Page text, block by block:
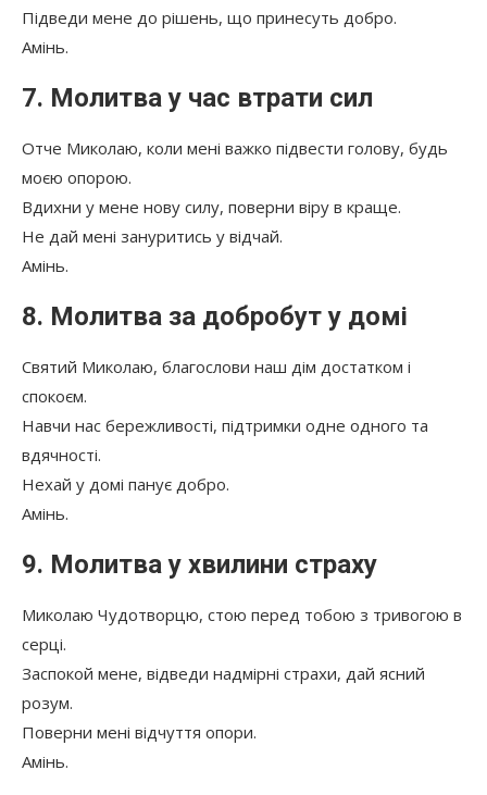
Підведи мене до рішень, що принесуть добро.
Амінь.
7. Молитва у час втрати сил
Отче Миколаю, коли мені важко підвести голову, будь
моєю опорою.
Вдихни у мене нову силу, поверни віру в краще.
Не дай мені зануритись у відчай.
Амінь.
8. Молитва за добробут у домі
Святий Миколаю, благослови наш дім достатком і
спокоєм.
Навчи нас бережливості, підтримки одне одного та
вдячності.
Нехай у домі панує добро.
Амінь.
9. Молитва у хвилини страху
Миколаю Чудотворцю, стою перед тобою з тривогою в
серці.
Заспокой мене, відведи надмірні страхи, дай ясний
розум.
Поверни мені відчуття опори.
Амінь.